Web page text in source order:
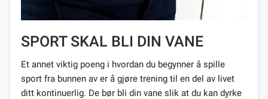
SPORT SKAL BLI DIN VANE
Et annet viktig poeng i hvordan du begynner å spille
sport fra bunnen av er å gjøre trening til en del av livet
ditt kontinuerlig. De bør bli din vane slik at du kan dyrke